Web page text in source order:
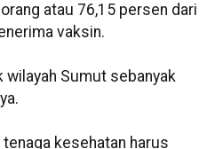
atau 76,15 persen dari
vaksin.
wilayah Sumut sebanyak
kesehatan harus